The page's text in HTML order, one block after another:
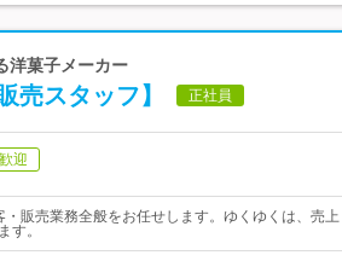
洋菓子メーカー
スタッフ】 正社員
迎
販売業務全般をお任せします。ゆくゆくは、売上
す。